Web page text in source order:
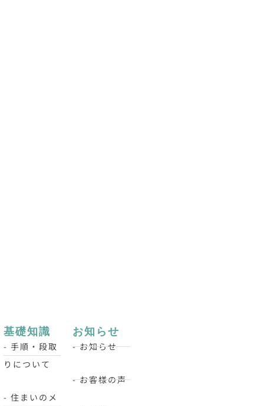
基礎知識
- 手順・段取
りについて
- 住まいのメ
お知らせ
- お知らせ
- お客様の声